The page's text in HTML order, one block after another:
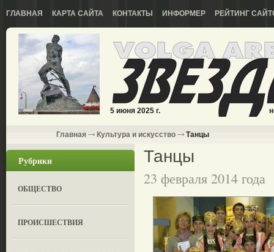
ГЛАВНАЯ КАРТА САЙТА КОНТАКТЫ ИНФОРМЕР РЕЙТИНГ
5 июня 2025 г.
Главная Культура и искусство Танцы
Рубрики
ОБЩЕСТВО
ПРОИСШЕСТВИЯ
Танцы
23 февраля 2014 года